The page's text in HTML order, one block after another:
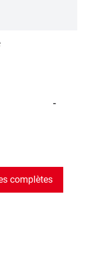
-
complètes